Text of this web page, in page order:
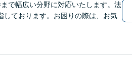
で幅広い分野に対応いたします。法
しております。お困りの際は、お気